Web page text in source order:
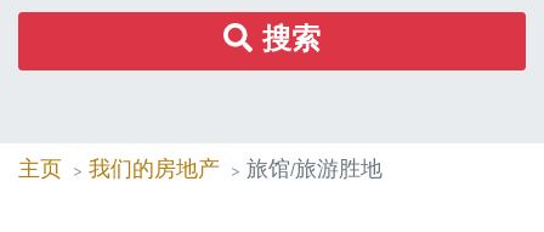
搜索
主页 我们的房地产 旅馆/旅游胜地